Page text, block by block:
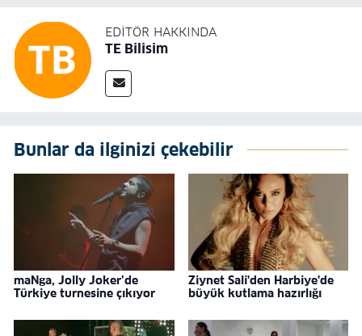
EDITÖR HAKKINDA
TE Bilisim
Bunlar da ilginizi çekebilir
maNga, Jolly Joker’de
Türkiye turnesine çıkıyor
Ziynet Sali'den Harbiye'de
büyük kutlama hazırlığı